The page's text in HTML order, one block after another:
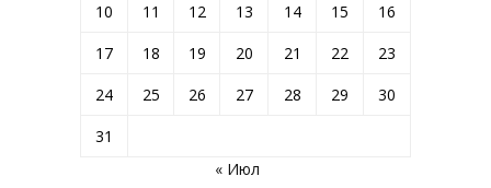
10
11 12 13 14 15
16
17
18 19 20 21 22
23
24
25 26 27 28 29
30
31
« Июл